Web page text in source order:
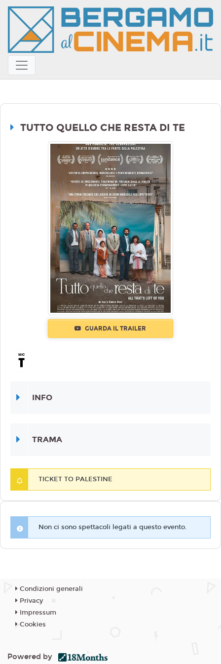
TUTTO QUELLO CHE RESTA DI TE
GUARDA IL TRAILER
INFO
TRAMA
TICKET TO PALESTINE
Non ci sono spettacoli legati a questo evento.
Condizioni generali
Privacy
Impressum
Cookies
Powered by